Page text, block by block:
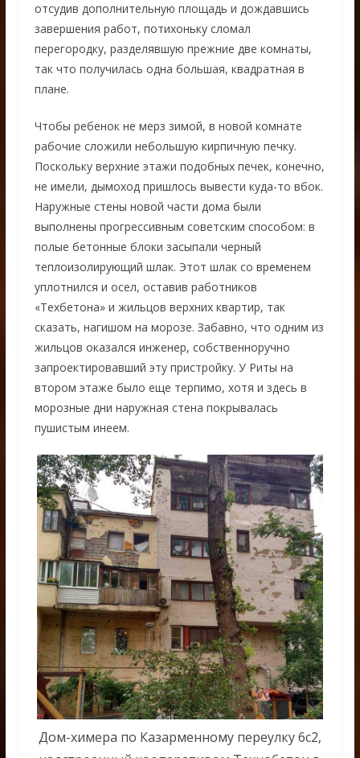
отсудив дополнительную площадь и дождавшись
завершения работ, потихоньку сломал
перегородку, разделявшую прежние две комнаты,
так что получилась одна большая, квадратная в
плане.
Чтобы ребенок не мерз зимой, в новой комнате
рабочие сложили небольшую кирпичную печку.
Поскольку верхние этажи подобных печек, конечно,
не имели, дымоход пришлось вывести куда-то вбок.
Наружные стены новой части дома были
выполнены прогрессивным советским способом: в
полые бетонные блоки засыпали черный
теплоизолирующий шлак. Этот шлак со временем
уплотнился и осел, оставив работников
«Техбетона» и жильцов верхних квартир, так
сказать, нагишом на морозе. Забавно, что одним из
жильцов оказался инженер, собственноручно
запроектировавший эту пристройку. У Риты на
втором этаже было еще терпимо, хотя и здесь в
морозные дни наружная стена покрывалась
пушистым инеем.
Дом-химера по Казарменному переулку 6с2,